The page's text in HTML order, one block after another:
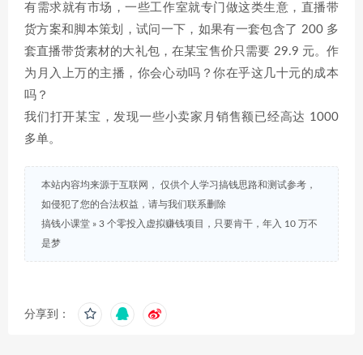
有需求就有市场，一些工作室就专门做这类生意，直播带
货方案和脚本策划，试问一下，如果有一套包含了 200 多
套直播带货素材的大礼包，在某宝售价只需要 29.9 元。作
为月入上万的主播，你会心动吗？你在乎这几十元的成本
吗？
我们打开某宝，发现一些小卖家月销售额已经高达 1000
多单。
本站内容均来源于互联网， 仅供个人学习搞钱思路和测试参考，
如侵犯了您的合法权益，请与我们联系删除
搞钱小课堂 » 3 个零投入虚拟赚钱项目，只要肯干，年入 10 万不
是梦
分享到：